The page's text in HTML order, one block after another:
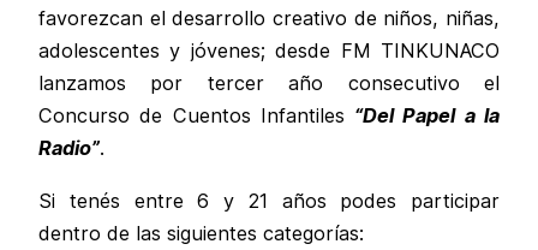
favorezcan el desarrollo creativo de niños, niñas,
adolescentes y jóvenes; desde FM TINKUNACO
lanzamos por tercer año consecutivo el
Concurso de Cuentos Infantiles “Del Papel a la
Radio”.
Si tenés entre 6 y 21 años podes participar
dentro de las siguientes categorías: